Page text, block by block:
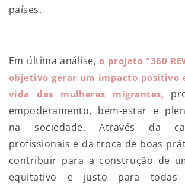
países.
Em última análise,o projeto “360
objetivo gerar um impacto positivo
vida das mulheres migrantes,
empoderamento, bem-estar e
na sociedade. Através da
profissionais e da troca de boas
contribuir para a construção de
equitativo e justo para todas